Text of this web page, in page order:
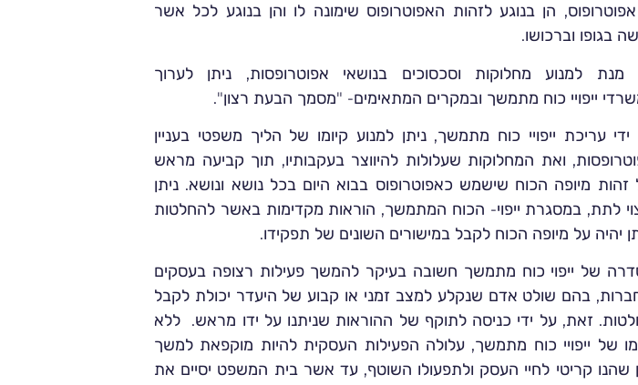
הן בנוגע לזהות האפוטרופוס שימונה לו והן בנוגע לכל אשר
בגופו וברכושו.
מנת למנוע מחלוקות וסכסוכים בנושאי אפוטרופסות, ניתן לערוך
ייפויי כוח מתמשך ובמקרים המתאימים- "מסמך הבעת רצון".
עריכת ייפויי כוח מתמשך, ניתן למנוע קיומו של הליך משפטי בעניין
ואת המחלוקות שעלולות להיווצר בעקבותיו, תוך קביעה מראש
זהות מיופה הכוח שישמש כאפוטרופוס בבוא היום בכל נושא ונושא. ניתן
לתת, במסגרת ייפוי- הכוח המתמשך, הוראות מקדימות באשר להחלטות
יהיה על מיופה הכוח לקבל במישורים השונים של תפקידו.
של ייפוי כוח מתמשך חשובה בעיקר להמשך פעילות רצופה בעסקים
בהם שולט אדם שנקלע למצב זמני או קבוע של היעדר יכולת לקבל
זאת, על ידי כניסה לתוקף של ההוראות שניתנו על ידו מראש. ללא
של ייפויי כוח מתמשך, עלולה הפעילות העסקית להיות מוקפאת למשך
שהנו קריטי לחיי העסק ולתפעולו השוטף, עד אשר בית המשפט יסיים את